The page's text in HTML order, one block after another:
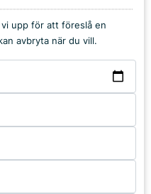
upp för att föreslå en
avbryta när du vill.